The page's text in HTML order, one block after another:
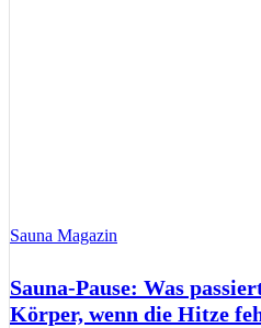
Sauna Magazin
Sauna-Pause: Was
Körper, wenn die Hitze